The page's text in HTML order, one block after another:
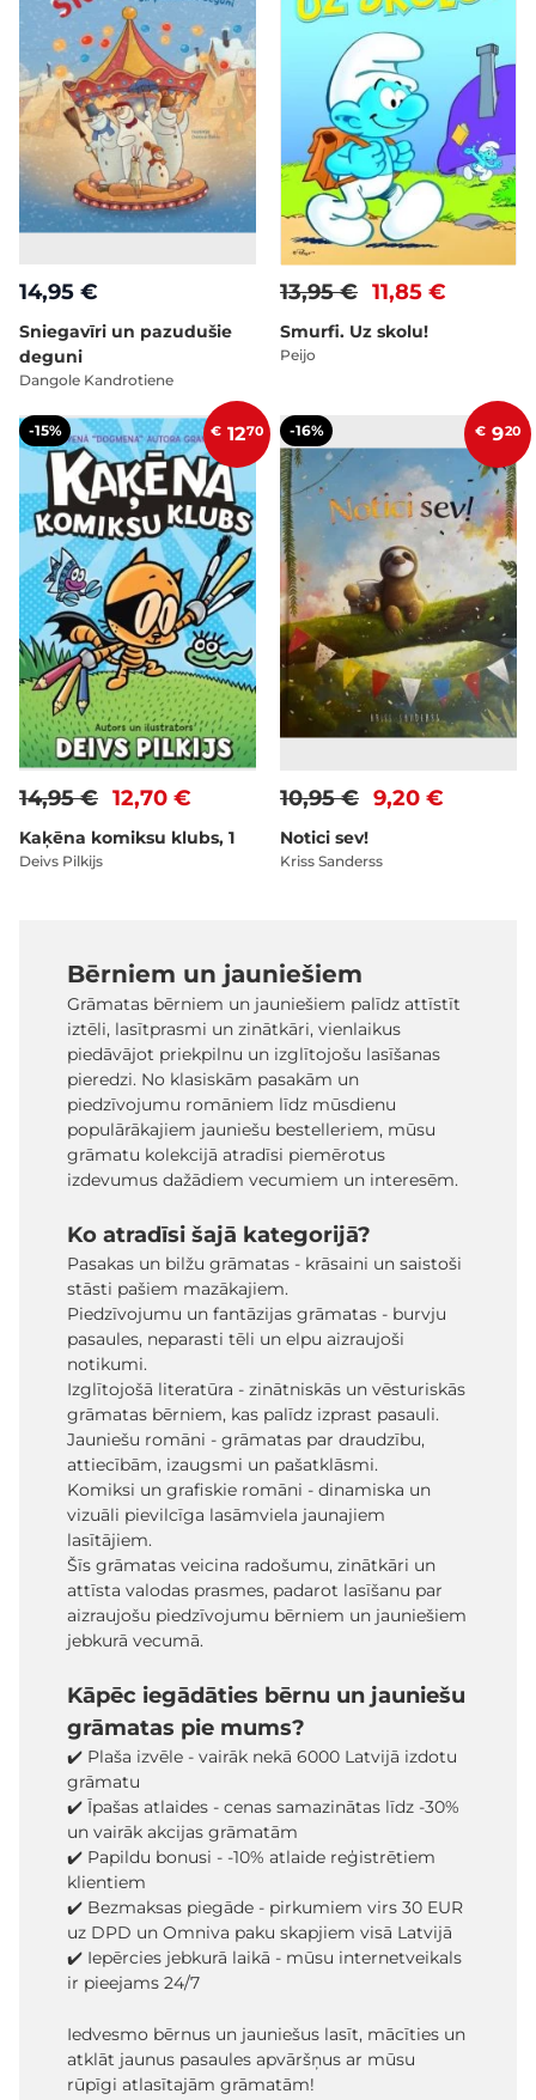
14,95 €
Sniegavīri un pazudušie
deguni
Dangole Kandrotiene
11,85 €
13,95 €
Smurfi. Uz skolu!
Peijo
-15% € 1270
12,70 €
14,95 €
Kaķēna komiksu klubs, 1
Deivs Pilkijs
-16% € 920
9,20 €
10,95 €
Notici sev!
Kriss Sanderss
Bērniem un jauniešiem
Grāmatas bērniem un jauniešiem palīdz attīstīt
iztēli, lasītprasmi un zinātkāri, vienlaikus
piedāvājot priekpilnu un izglītojošu lasīšanas
pieredzi. No klasiskām pasakām un
piedzīvojumu romāniem līdz mūsdienu
populārākajiem jauniešu bestelleriem, mūsu
grāmatu kolekcijā atradīsi piemērotus
izdevumus dažādiem vecumiem un interesēm.
Ko atradīsi šajā kategorijā?
Pasakas un bilžu grāmatas - krāsaini un saistoši
stāsti pašiem mazākajiem.
Piedzīvojumu un fantāzijas grāmatas - burvju
pasaules, neparasti tēli un elpu aizraujoši
notikumi.
Izglītojošā literatūra - zinātniskās un vēsturiskās
grāmatas bērniem, kas palīdz izprast pasauli.
Jauniešu romāni - grāmatas par draudzību,
attiecībām, izaugsmi un pašatklāsmi.
Komiksi un grafiskie romāni - dinamiska un
vizuāli pievilcīga lasāmviela jaunajiem
lasītājiem.
Šīs grāmatas veicina radošumu, zinātkāri un
attīsta valodas prasmes, padarot lasīšanu par
aizraujošu piedzīvojumu bērniem un jauniešiem
jebkurā vecumā.
Kāpēc iegādāties bērnu un jauniešu
grāmatas pie mums?
✔️ Plaša izvēle - vairāk nekā 6000 Latvijā izdotu
grāmatu
✔️ Īpašas atlaides - cenas samazinātas līdz -30%
un vairāk akcijas grāmatām
✔️ Papildu bonusi - -10% atlaide reģistrētiem
klientiem
✔️ Bezmaksas piegāde - pirkumiem virs 30 EUR
uz DPD un Omniva paku skapjiem visā Latvijā
✔️ Iepērcies jebkurā laikā - mūsu internetveikals
ir pieejams 24/7
Iedvesmo bērnus un jauniešus lasīt, mācīties un
atklāt jaunus pasaules apvāršņus ar mūsu
rūpīgi atlasītajām grāmatām!